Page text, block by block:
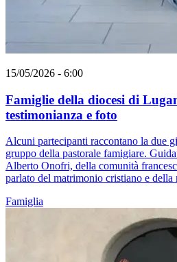
15/05/2026 - 6:00
Famiglie della diocesi di
testimonianza e foto
Alcuni partecipanti raccontano la due
gruppo della pastorale famigiare.
Alberto Onofri, della comunità
parlato del matrimonio cristiano e della
Famiglia